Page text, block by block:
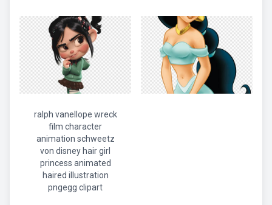
ralph vanellope wreck
film character
animation schweetz
von disney hair girl
princess animated
haired illustration
pngegg clipart